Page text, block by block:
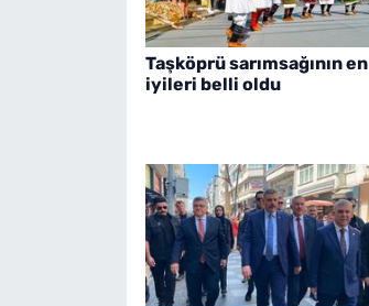
Taşköprü sarımsağının en
iyileri belli oldu